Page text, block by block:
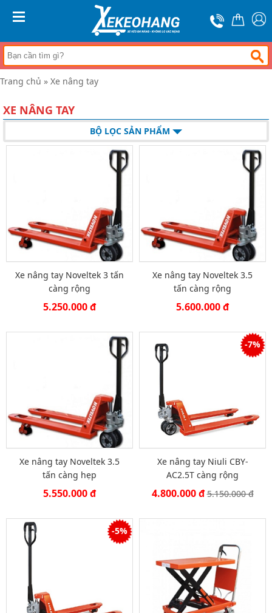
Trang
chủ
Xe
đẩy
hàng
Xe
tay
đẩy
Liên
Trang chủ » Xe nâng tay
XE NÂNG TAY
BỘ LỌC SẢN PHẨM
Xe nâng tay Noveltek 3 tấn
càng rộng
5.250.000 đ
Xe nâng tay Noveltek 3.5
tấn càng rộng
5.600.000 đ
Xe nâng tay Noveltek 3.5
tấn càng hẹp
5.550.000 đ
-7%
Xe nâng tay Niuli CBY-
AC2.5T càng rộng
4.800.000 đ5.150.000 đ
-5%